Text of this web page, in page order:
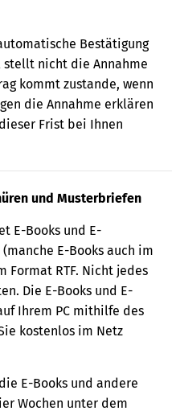
Bestätigung
stellt nicht die Annahme
kommt zustande, wenn
die Annahme erklären
Frist bei Ihnen
und Musterbriefen
E-Books und E-
E-Books auch im
Format RTF. Nicht jedes
Die E-Books und E-
Ihrem PC mithilfe des
kostenlos im Netz
E-Books und andere
Wochen unter dem